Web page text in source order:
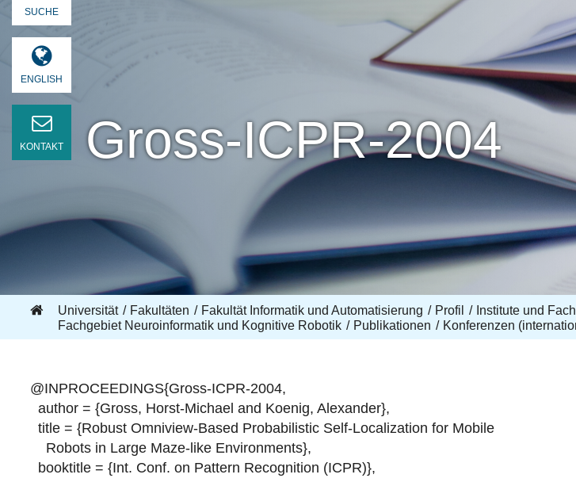
SUCHE
ENGLISH
KONTAKT Gross-ICPR-2004
Universität Fakultäten Fakultät Informatik und Automatisierung Profil Institute und
Fachgebiet Neuroinformatik und Kognitive Robotik
Publikationen Konferenzen
@INPROCEEDINGS{Gross-ICPR-2004,
author = {Gross, Horst-Michael and Koenig, Alexander},
title = {Robust Omniview-Based Probabilistic Self-Localization for Mobile
Robots in Large Maze-like Environments},
booktitle = {Int. Conf. on Pattern Recognition (ICPR)},